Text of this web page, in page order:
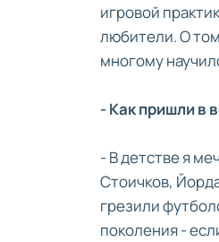
игровой
любители. О
многому
- Как пришли в
- В детстве я
Стоичков,
грезили
поколения -